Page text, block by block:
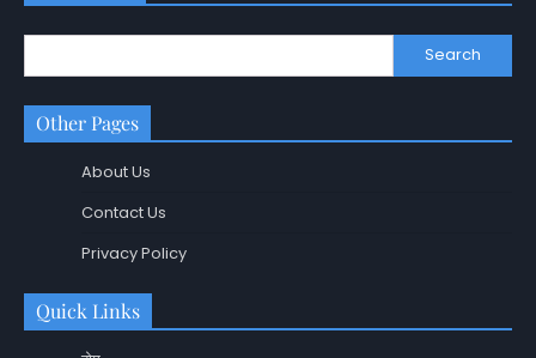
Search
Other Pages
About Us
Contact Us
Privacy Policy
Quick Links